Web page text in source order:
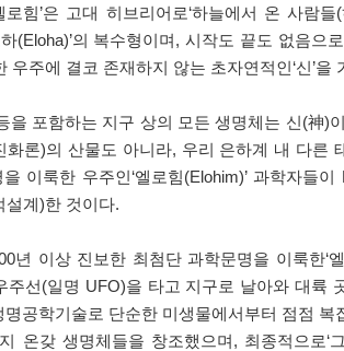
로힘’은 고대 히브리어로‘하늘에서 온 사람들
(Eloha)’의 복수형이며, 시작도 끝도 없음으
우주에 결코 존재하지 않는 초자연적인‘신’을
을 포함하는 지구 상의 모든 생명체는 신(神)
화론)의 산물도 아니라, 우리 은하계 내 다른
이룩한 우주인‘엘로힘(Elohim)’ 과학자들
설계)한 것이다.
년 이상 진보한 최첨단 과학문명을 이룩한‘
주선(일명 UFO)을 타고 지구로 날아와 대륙
명공학기술로 단순한 미생물에서부터 점점 복
온갖 생명체들을 창조했으며, 최종적으로‘